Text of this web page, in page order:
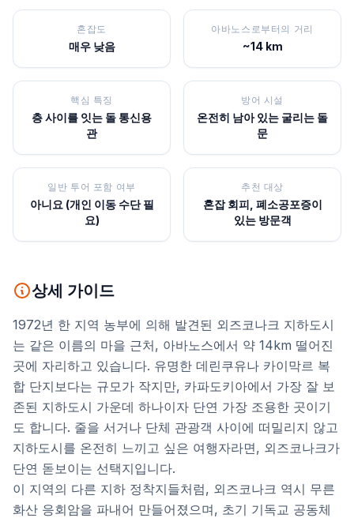
혼잡도
매우 낮음
아바노스로부터의 거리
~14 km
핵심 특징
층 사이를 잇는 돌 통신용
관
방어 시설
온전히 남아 있는 굴리는 돌
문
일반 투어 포함 여부
아니요 (개인 이동 수단 필
요)
추천 대상
혼잡 회피, 폐소공포증이
있는 방문객
상세 가이드
1972년 한 지역 농부에 의해 발견된 외즈코나크 지하도시
는 같은 이름의 마을 근처, 아바노스에서 약 14km 떨어진
곳에 자리하고 있습니다. 유명한 데린쿠유나 카이막르 복
합 단지보다는 규모가 작지만, 카파도키아에서 가장 잘 보
존된 지하도시 가운데 하나이자 단연 가장 조용한 곳이기
도 합니다. 줄을 서거나 단체 관광객 사이에 떠밀리지 않고
지하도시를 온전히 느끼고 싶은 여행자라면, 외즈코나크가
단연 돋보이는 선택지입니다.
이 지역의 다른 지하 정착지들처럼, 외즈코나크 역시 무른
화산 응회암을 파내어 만들어졌으며, 초기 기독교 공동체